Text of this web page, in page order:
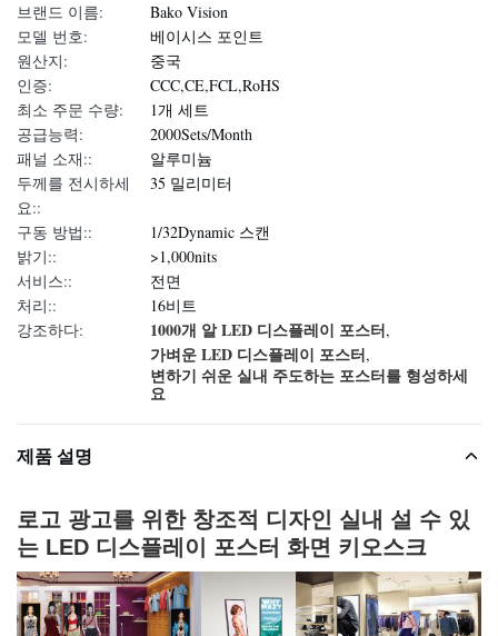
브랜드 이름:
Bako Vision
모델 번호:
베이시스 포인트
원산지:
중국
인증:
CCC,CE,FCL,RoHS
최소 주문 수량:
1개 세트
공급능력:
2000Sets/Month
패널 소재::
알루미늄
두께를 전시하세
요::
35 밀리미터
구동 방법::
1/32Dynamic 스캔
밝기::
>1,000nits
서비스::
전면
처리::
16비트
강조하다:
1000개 알 LED 디스플레이 포스터,
가벼운 LED 디스플레이 포스터,
변하기 쉬운 실내 주도하는 포스터를 형성하세
요
제품 설명
로고 광고를 위한 창조적 디자인 실내 설 수 있
는 LED 디스플레이 포스터 화면 키오스크